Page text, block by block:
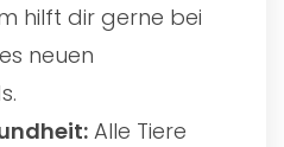
hilft dir gerne bei
neuen
Alle Tiere